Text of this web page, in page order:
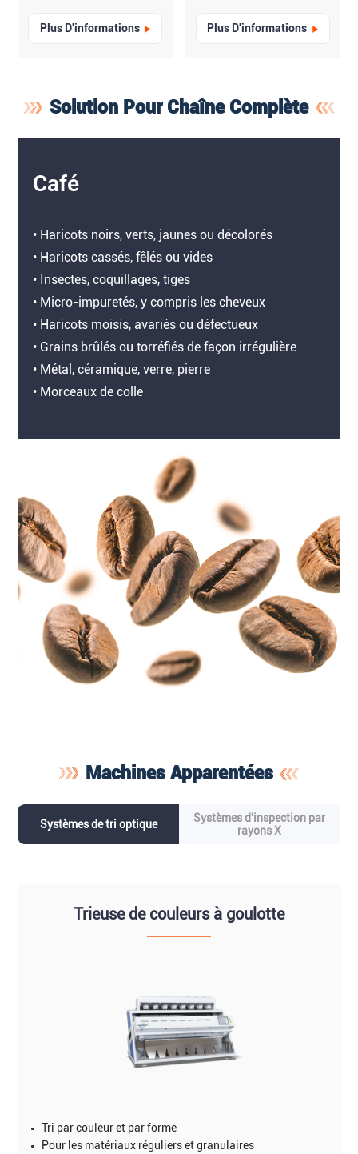
Plus D'informations Plus D'informations
Solution Pour Chaîne Complète
Café
• Haricots noirs, verts, jaunes ou décolorés
• Haricots cassés, fêlés ou vides
• Insectes, coquillages, tiges
• Micro-impuretés, y compris les cheveux
• Haricots moisis, avariés ou défectueux
• Grains brûlés ou torréfiés de façon irrégulière
• Métal, céramique, verre, pierre
• Morceaux de colle
Machines Apparentées
Systèmes de tri optique
Systèmes d'inspection par
rayons X
Trieuse de couleurs à goulotte
Tri par couleur et par forme
Pour les matériaux réguliers et granulaires